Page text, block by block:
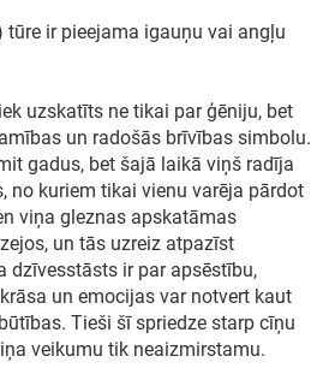
tūre ir pieejama igauņu vai angļu
uzskatīts ne tikai par ģēniju, bet
un radošās brīvības simbolu.
gadus, bet šajā laikā viņš radīja
no kuriem tikai vienu varēja pārdot
viņa gleznas apskatāmas
un tās uzreiz atpazīst
dzīvesstāsts ir par apsēstību,
un emocijas var notvert kaut
Tieši šī spriedze starp cīņu
veikumu tik neaizmirstamu.